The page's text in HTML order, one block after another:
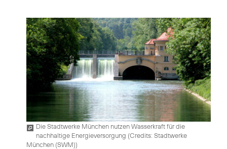
Die Stadtwerke München nutzen Wasserkraft für die
nachhaltige Energieversorgung (Credits: Stadtwerke
München (SWM))